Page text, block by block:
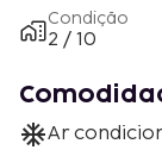
Condição
2 / 10
Ar